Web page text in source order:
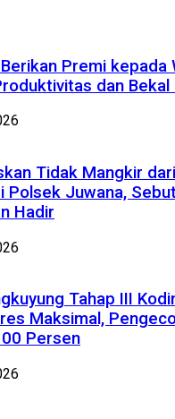
Premi kepada
dan Bekal
Tidak Mangkir
Polsek Juwana,
Hadir
Tahap III
Maksimal,
Persen